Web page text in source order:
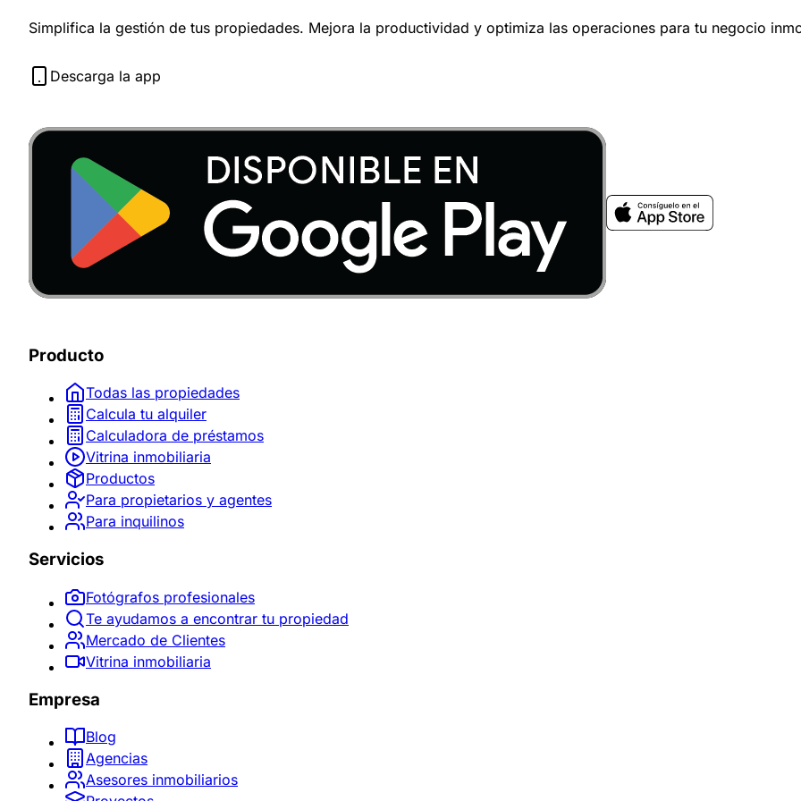
Simplifica la gestión de tus propiedades. Mejora la productividad y optimiza las operaciones para tu negocio
Descarga la app
Producto
Todas las propiedades
Calcula tu alquiler
Calculadora de préstamos
Vitrina inmobiliaria
Productos
Para propietarios y agentes
Para inquilinos
Servicios
Fotógrafos profesionales
Te ayudamos a encontrar tu propiedad
Mercado de Clientes
Vitrina inmobiliaria
Empresa
Blog
Agencias
Asesores inmobiliarios